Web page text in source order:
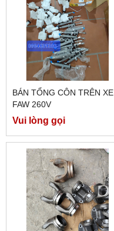
BÁN TỔNG CÔN TRÊN XE
FAW 260V
Vui lòng gọi